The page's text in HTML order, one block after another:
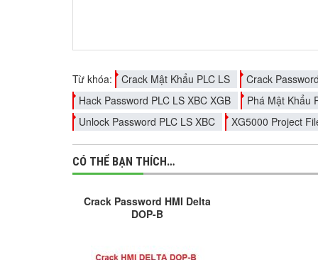
Từ khóa: Crack Mật Khẩu PLC LS
Crack
Hack Password PLC LS XBC XGB
Phá Mật Khẩu
Unlock Password PLC LS XBC
XG5000 Project
CÓ THỂ BẠN THÍCH…
Crack Password HMI Delta
DOP-B